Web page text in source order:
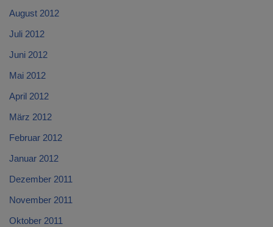
August 2012
Juli 2012
Juni 2012
Mai 2012
April 2012
März 2012
Februar 2012
Januar 2012
Dezember 2011
November 2011
Oktober 2011